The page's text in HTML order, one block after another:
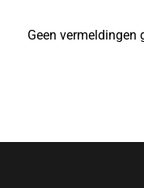
Geen vermeldingen